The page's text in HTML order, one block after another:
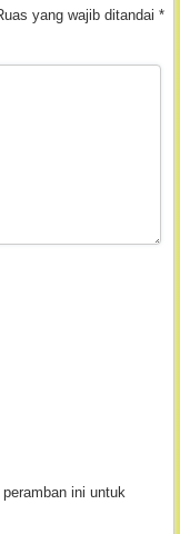
yang wajib ditandai *
ini untuk